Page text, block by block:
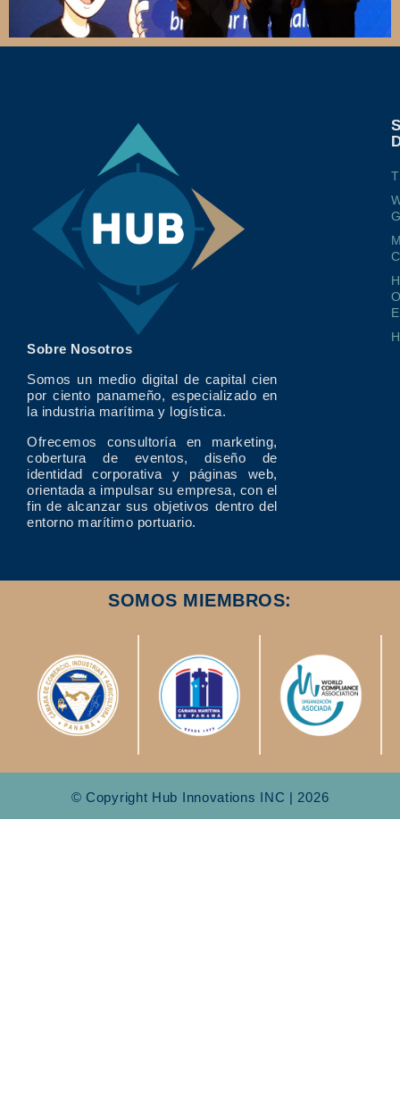
Sobre Nosotros
Somos un medio digital de capital cien
por ciento panameño, especializado en
la industria marítima y logística.
Ofrecemos consultoría en marketing,
cobertura de eventos, diseño de
identidad corporativa y páginas web,
orientada a impulsar su empresa, con el
fin de alcanzar sus objetivos dentro del
entorno marítimo portuario.
SOMOS MIEMBROS:
© Copyright Hub Innovations INC | 2026